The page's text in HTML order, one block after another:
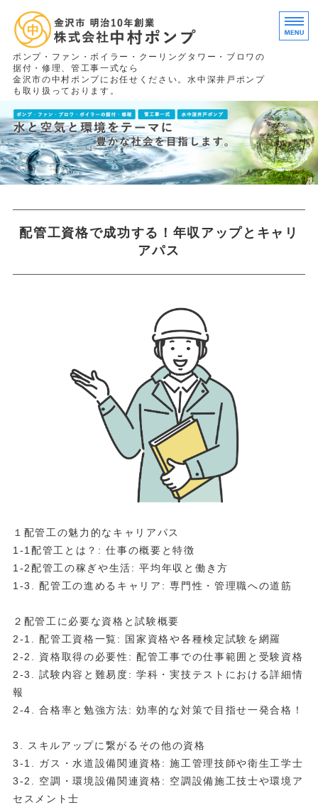
タ
ポンプ・ファン・ボイラー・クーリングタワー・ブロワの
据付・修理、管工事一式なら
金沢市の中村ポンプにお任せください。水中深井戸ポンプ
も取り扱っております。
ホーム
施工実績
求人情報
会社概要
配管工資格で成功する！年収アップとキャリ
アパス
１配管工の魅力的なキャリアパス
1-1配管工とは？: 仕事の概要と特徴
1-2配管工の稼ぎや生活: 平均年収と働き方
1-3. 配管工の進めるキャリア: 専門性・管理職への道筋
２配管工に必要な資格と試験概要
2-1. 配管工資格一覧: 国家資格や各種検定試験を網羅
2-2. 資格取得の必要性: 配管工事での仕事範囲と受験資格
2-3. 試験内容と難易度: 学科・実技テストにおける詳細情
報
2-4. 合格率と勉強方法: 効率的な対策で目指せ一発合格！
3. スキルアップに繋がるその他の資格
3-1. ガス・水道設備関連資格: 施工管理技師や衛生工学士
3-2. 空調・環境設備関連資格: 空調設備施工技士や環境ア
セスメント士